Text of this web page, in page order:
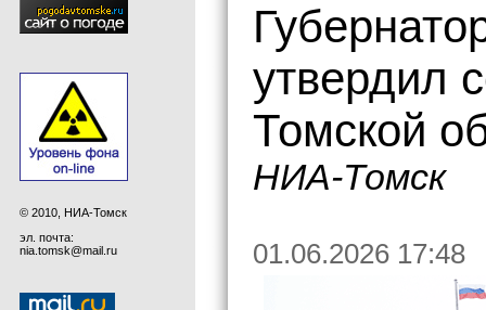
© 2010, НИА-Томск
эл. почта:
nia.tomsk@mail.ru
утвердил
Томской
НИА-Томск
01.06.2026 17:48